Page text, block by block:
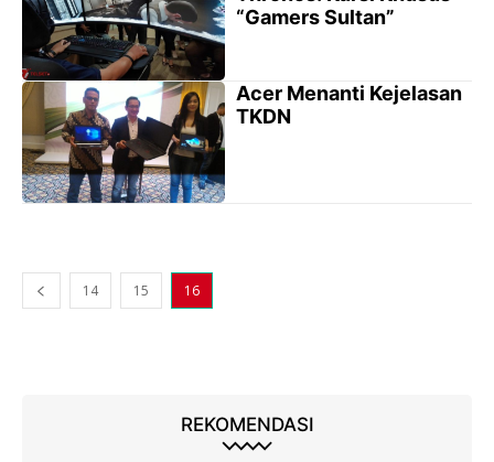
“Gamers Sultan”
Acer Menanti Kejelasan
TKDN
14 15 16
REKOMENDASI